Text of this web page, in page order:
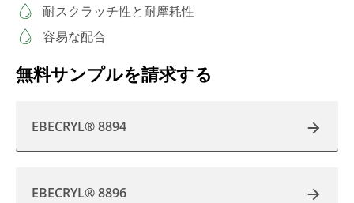
耐スクラッチ性と耐摩耗性
容易な配合
無料サンプルを請求する
EBECRYL® 8894
EBECRYL® 8896